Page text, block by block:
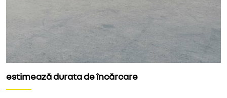
estimează durata de încărcare